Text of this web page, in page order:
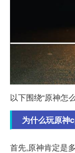
以下围绕“原神怎
为什么玩原神
首先,原神肯定是